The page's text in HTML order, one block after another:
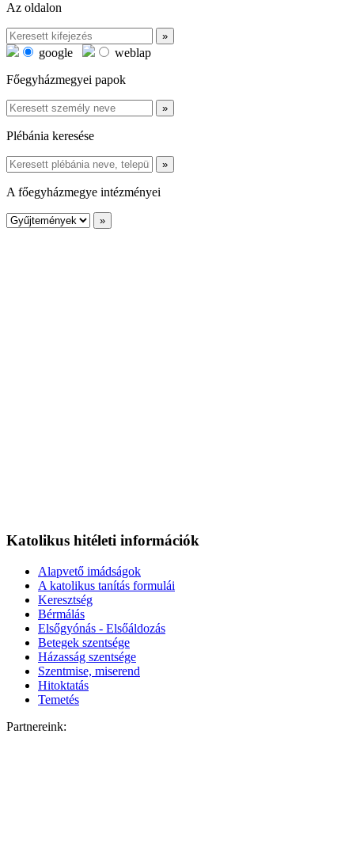
Az oldalon
google
weblap
Főegyházmegyei papok
Plébánia keresése
A főegyházmegye intézményei
Katolikus hitéleti információk
Alapvető imádságok
A katolikus tanítás formulái
Keresztség
Bérmálás
Elsőgyónás - Elsőáldozás
Betegek szentsége
Házasság szentsége
Szentmise, miserend
Hitoktatás
Temetés
Partnereink: